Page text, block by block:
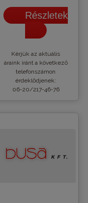
Részletek
Kèrjük az aktuális
áraink iránt a következő
telefonszámon
érdeklődjenek:
06-20/217-46-76